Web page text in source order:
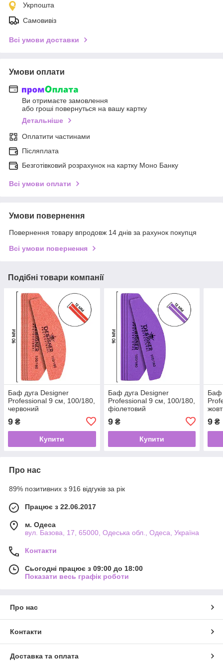
Укрпошта
Самовивіз
Всі умови доставки
Умови оплати
Ви отримаєте замовлення
або гроші повернуться на вашу картку
Детальніше
Оплатити частинами
Післяплата
Безготівковий розрахунок на картку Моно Банку
Всі умови оплати
Умови повернення
Повернення товару впродовж 14 днів за рахунок покупця
Всі умови повернення
Подібні товари компанії
Баф дуга Designer
Professional 9 см, 100/180,
червоний
9 ₴
Купити
Баф дуга Designer
Professional 9 см, 100/180,
фіолетовий
9₴
Купити
Баф
9 ₴
Про нас
89% позитивних з 916 відгуків за рік
Працює з 22.06.2017
м. Одеса
вул. Базова, 17, 65000, Одеська обл., Одеса, Україна
Контакти
Сьогодні працює з 09:00 до 18:00
Показати весь графік роботи
Про нас
Контакти
Доставка та оплата